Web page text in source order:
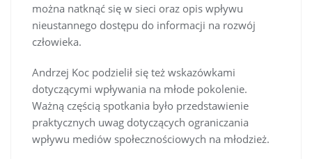
można natknąć się w sieci oraz opis wpływu
nieustannego dostępu do informacji na rozwój
człowieka.
Andrzej Koc podzielił się też wskazówkami
dotyczącymi wpływania na młode pokolenie.
Ważną częścią spotkania było przedstawienie
praktycznych uwag dotyczących ograniczania
wpływu mediów społecznościowych na młodzież.